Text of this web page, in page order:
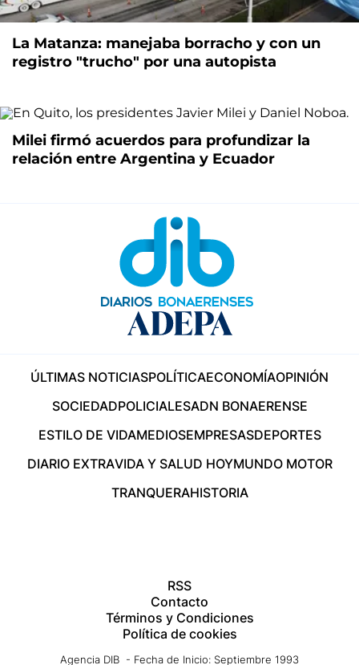
La Matanza: manejaba borracho y con un
registro "trucho" por una autopista
Milei firmó acuerdos para profundizar la
relación entre Argentina y Ecuador
ÚLTIMAS NOTICIASPOLÍTICAECONOMÍAOPINIÓN
SOCIEDADPOLICIALESADN BONAERENSE
ESTILO DE VIDAMEDIOSEMPRESASDEPORTES
DIARIO EXTRAVIDA Y SALUD HOYMUNDO MOTOR
TRANQUERAHISTORIA
RSS
Contacto
Términos y Condiciones
Política de cookies
Agencia DIB - Fecha de Inicio: Septiembre 1993